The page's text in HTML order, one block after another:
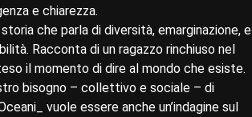
e chiarezza.
che parla di diversità, emarginazione, e
Racconta di un ragazzo rinchiuso nel
il momento di dire al mondo che esiste.
bisogno – collettivo e sociale – di
vuole essere anche un’indagine sul